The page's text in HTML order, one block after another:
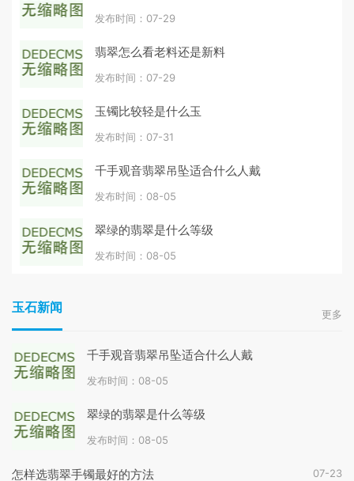
发布时间：07-29
翡翠怎么看老料还是新料
发布时间：07-29
玉镯比较轻是什么玉
发布时间：07-31
千手观音翡翠吊坠适合什么人戴
发布时间：08-05
翠绿的翡翠是什么等级
发布时间：08-05
玉石新闻 更多
千手观音翡翠吊坠适合什么人戴
发布时间：08-05
翠绿的翡翠是什么等级
发布时间：08-05
怎样选翡翠手镯最好的方法 07-23